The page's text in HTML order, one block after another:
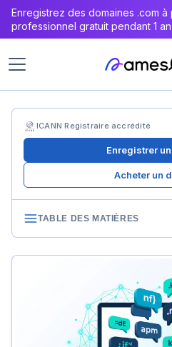
Enregistrez des domaines .com à
professionnel gratuit pendant 1
certificat SSL gratuits.
ICANN Registraire accrédité
Enregistrer
Acheter un
TABLE DES MATIÈRES
Les règles d’or d’un nom de
7 outils IA passés au crible
1. Nameslink AI